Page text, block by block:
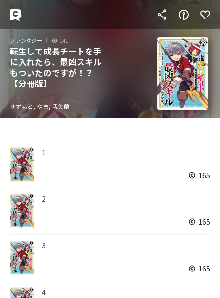
ファンタジー 141
転生して成長チートを手
に入れたら、最凶スキル
もついたのですが！？
【分冊版】
ゆずもと, やま, 我美蘭
1
165
2
165
3
165
4